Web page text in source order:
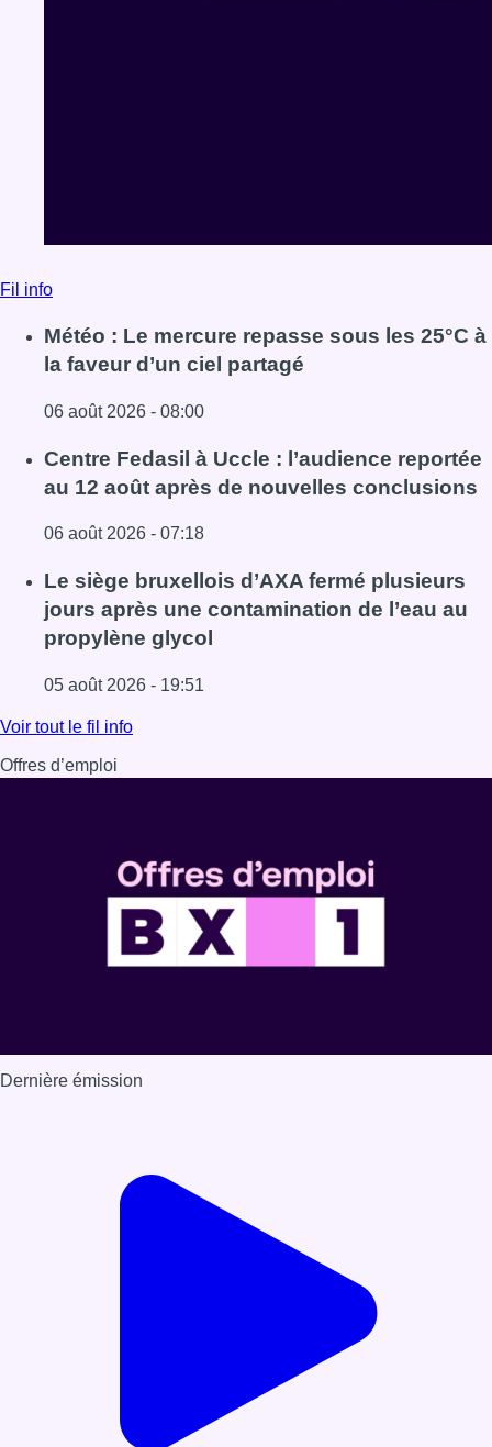
Fil info
Météo : Le mercure repasse sous les 25°C à
la faveur d’un ciel partagé
06 août 2026 - 08:00
Lire l'article Météo : Le mercure repasse sous les 25°C à
Centre Fedasil à Uccle : l’audience reportée
au 12 août après de nouvelles conclusions
06 août 2026 - 07:18
Lire l'article Centre Fedasil à Uccle : l’audience
Le siège bruxellois d’AXA fermé plusieurs
jours après une contamination de l’eau au
propylène glycol
05 août 2026 - 19:51
Lire l'article Le siège bruxellois d’AXA fermé plusieurs
Voir tout le fil info
Offres d’emploi
Dernière émission